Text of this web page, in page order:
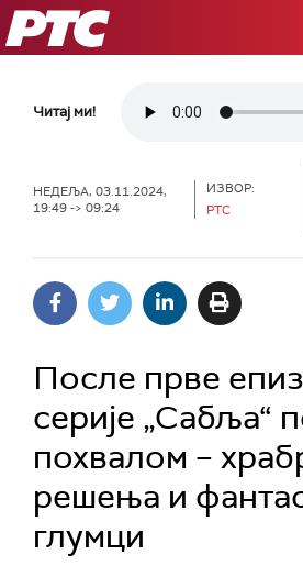
РТС
Читај ми!
НЕДЕЉА, 03.11.2024,
19:49 -> 09:24
ИЗВОР:
РТС
После прве
серије „Сабља“
похвалом –
решења и
глумци